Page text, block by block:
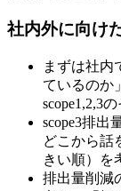
社内外に向け
まずは社内
ているのか
scope1,2,3
scope3排出
どこから話
きい順）を
排出量削減